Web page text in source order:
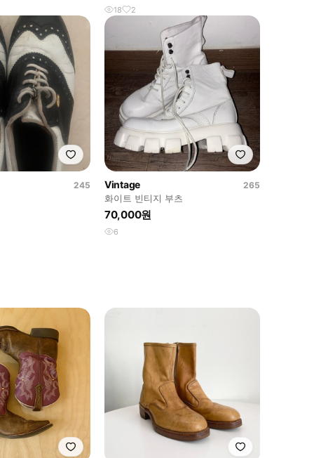
18 2
245 Vintage
265
화이트 빈티지 부츠
70,000원
6